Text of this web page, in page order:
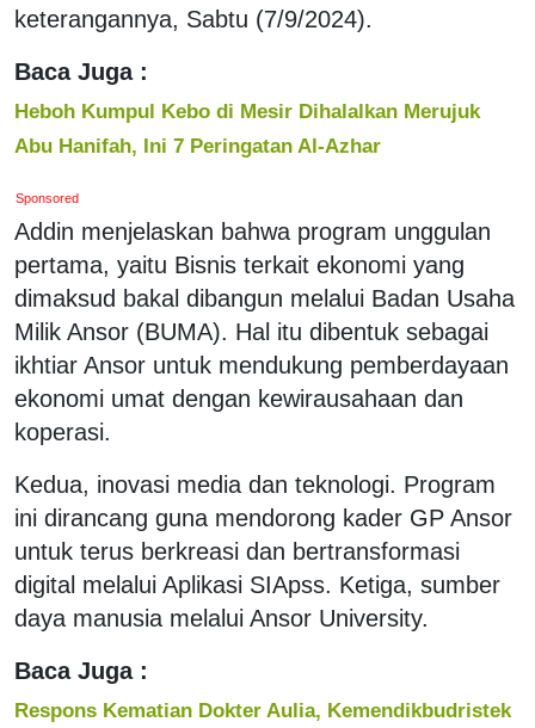
keterangannya, Sabtu (7/9/2024).
Baca Juga :
Heboh Kumpul Kebo di Mesir Dihalalkan Merujuk
Abu Hanifah, Ini 7 Peringatan Al-Azhar
Sponsored
Addin menjelaskan bahwa program unggulan
pertama, yaitu Bisnis terkait ekonomi yang
dimaksud bakal dibangun melalui Badan Usaha
Milik Ansor (BUMA). Hal itu dibentuk sebagai
ikhtiar Ansor untuk mendukung pemberdayaan
ekonomi umat dengan kewirausahaan dan
koperasi.
Kedua, inovasi media dan teknologi. Program
ini dirancang guna mendorong kader GP Ansor
untuk terus berkreasi dan bertransformasi
digital melalui Aplikasi SIApss. Ketiga, sumber
daya manusia melalui Ansor University.
Baca Juga :
Respons Kematian Dokter Aulia, Kemendikbudristek